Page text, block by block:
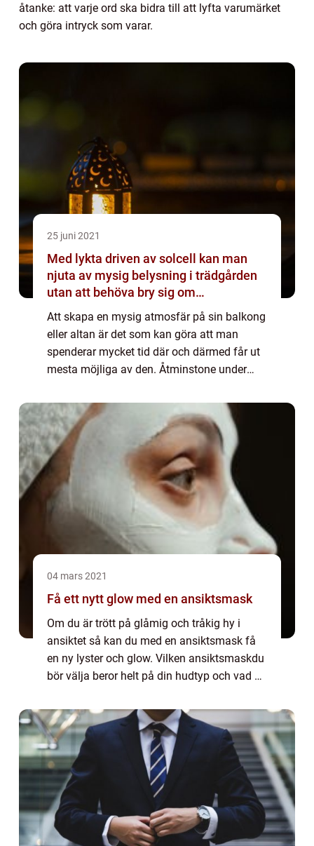
åtanke: att varje ord ska bidra till att lyfta varumärket
och göra intryck som varar.
25 juni 2021
Med lykta driven av solcell kan man
njuta av mysig belysning i trädgården
utan att behöva bry sig om
energiförbrukningen
Att skapa en mysig atmosfär på sin balkong
eller altan är det som kan göra att man
spenderar mycket tid där och därmed får ut
mesta möjliga av den. Åtminstone under
uteplats där man kan sitta och njuta av frisk
...
04 mars 2021
Få ett nytt glow med en ansiktsmask
Om du är trött på glåmig och tråkig hy i
ansiktet så kan du med en ansiktsmask få
en ny lyster och glow. Vilken ansiktsmaskdu
bör välja beror helt på din hudtyp och vad du
ansiktsmasker för alla tillfällen och ...